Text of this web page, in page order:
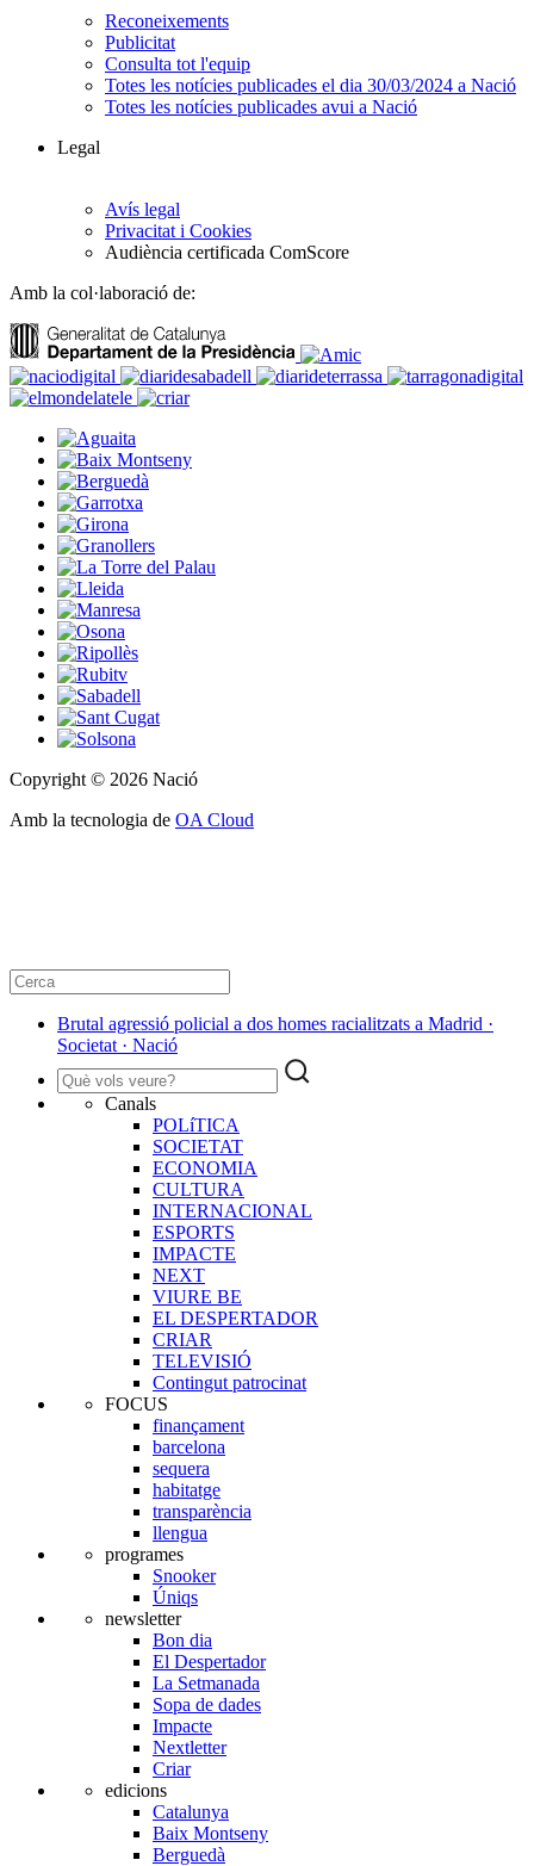
Reconeixements
Publicitat
Consulta tot l'equip
Totes les notícies publicades el dia 30/03/2024 a Nació
Totes les notícies publicades avui a Nació
Legal
Avís legal
Privacitat i Cookies
Audiència certificada ComScore
Amb la col·laboració de:
Copyright © 2026 Nació
Amb la tecnologia de OA Cloud
Brutal agressió policial a dos homes racialitzats a Madrid ·
Societat · Nació
Canals
POLíTICA
SOCIETAT
ECONOMIA
CULTURA
INTERNACIONAL
ESPORTS
IMPACTE
NEXT
VIURE BE
EL DESPERTADOR
CRIAR
TELEVISIÓ
Contingut patrocinat
FOCUS
finançament
barcelona
sequera
habitatge
transparència
llengua
programes
Snooker
Úniqs
newsletter
Bon dia
El Despertador
La Setmanada
Sopa de dades
Impacte
Nextletter
Criar
edicions
Catalunya
Baix Montseny
Berguedà